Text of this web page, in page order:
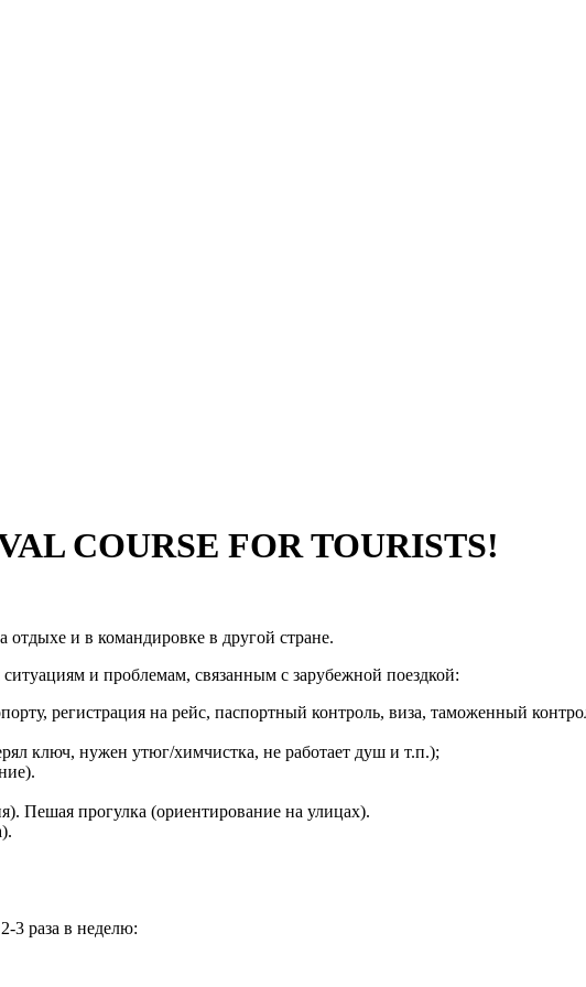
COURSE FOR TOURISTS!
и в командировке в другой стране.
и проблемам, связанным с зарубежной поездкой:
регистрация на рейс, паспортный контроль, виза, таможенный
ключ, нужен утюг/химчистка, не работает душ и т.п.);
Пешая прогулка (ориентирование на улицах).
3 раза в неделю: